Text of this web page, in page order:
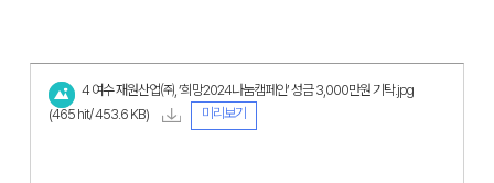
4 여수 재원산업㈜, ‘희망2024나눔캠페인’ 성금 3,000만원 기탁.jpg
(465 hit/ 453.6 KB)
미리보기